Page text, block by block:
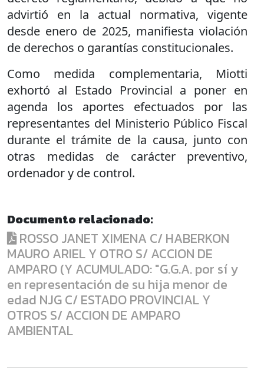
advirtió en la actual normativa, vigente
desde enero de 2025, manifiesta violación
de derechos o garantías constitucionales.
Como medida complementaria, Miotti
exhortó al Estado Provincial a poner en
agenda los aportes efectuados por las
representantes del Ministerio Público Fiscal
durante el trámite de la causa, junto con
otras medidas de carácter preventivo,
ordenador y de control.
Documento relacionado:
ROSSO JANET XIMENA C/ HABERKON
MAURO ARIEL Y OTRO S/ ACCION DE
AMPARO (Y ACUMULADO: "G.G.A. por sí y
en representación de su hija menor de
edad NJG C/ ESTADO PROVINCIAL Y
OTROS S/ ACCION DE AMPARO
AMBIENTAL